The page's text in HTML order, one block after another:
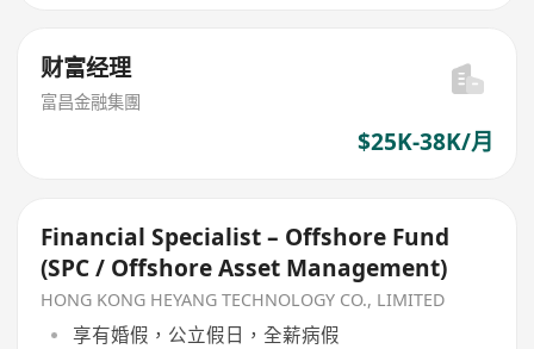
财富经理
富昌金融集團
$25K-38K/月
Financial Specialist – Offshore Fund
(SPC / Offshore Asset Management)
HONG KONG HEYANG TECHNOLOGY CO., LIMITED
享有婚假，公立假日，全薪病假